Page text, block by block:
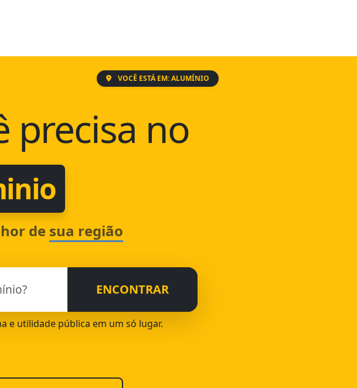
VOCÊ ESTÁ EM: ALUMÍNIO
precisa no
de sua região
ENCONTRAR
e utilidade pública em um só lugar.